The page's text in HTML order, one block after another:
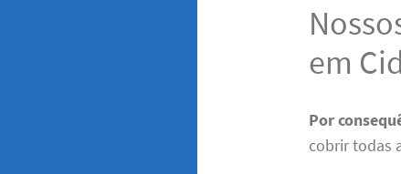
em
Por
cobrir todas